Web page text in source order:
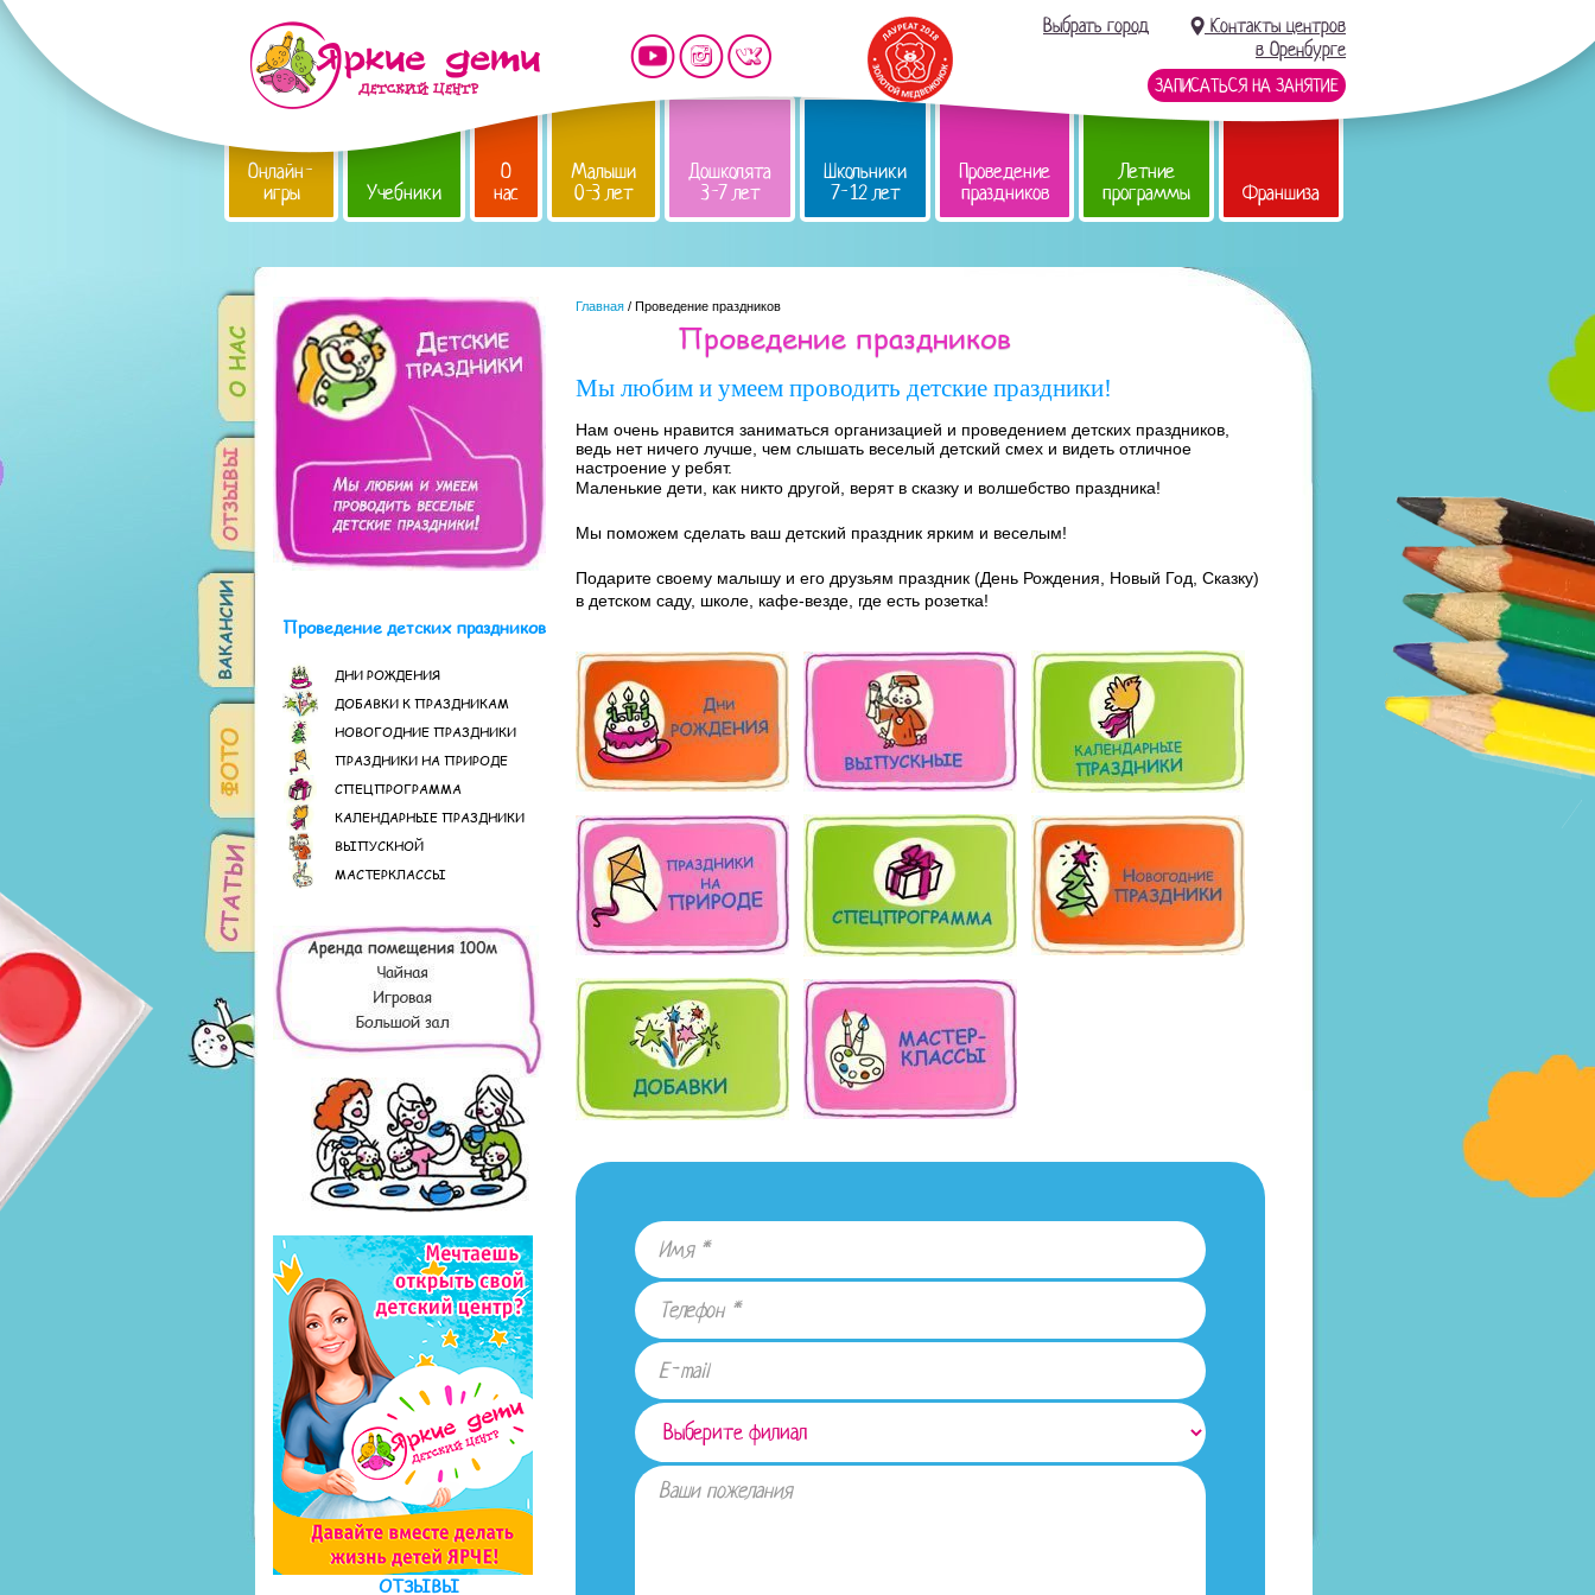
Выбрать город
Контакты центров
в Оренбурге
ЗАПИСАТЬСЯ НА ЗАНЯТИЕ
Онлайн-
игры Учебники
О
нас
Малыши
0-3 лет
Дошколята
3-7 лет
Школьники
7-12 лет
Проведение
праздников
Летние
программы Франшиза
Проведение детских праздников
ДНИ РОЖДЕНИЯ
ДОБАВКИ К ПРАЗДНИКАМ
НОВОГОДНИЕ ПРАЗДНИКИ
ПРАЗДНИКИ НА ПРИРОДЕ
СПЕЦПРОГРАММА
КАЛЕНДАРНЫЕ ПРАЗДНИКИ
ВЫПУСКНОЙ
МАСТЕРКЛАССЫ
ОТЗЫВЫ
Главная / Проведение праздников
Проведение праздников
Мы любим и умеем проводить детские праздники!
Нам очень нравится заниматься организацией и проведением детских праздников,
ведь нет ничего лучше, чем слышать веселый детский смех и видеть отличное
настроение у ребят.
Маленькие дети, как никто другой, верят в сказку и волшебство праздника!
Мы поможем сделать ваш детский праздник ярким и веселым!
Подарите своему малышу и его друзьям праздник (День Рождения, Новый Год, Сказку)
в детском саду, школе, кафе-везде, где есть розетка!